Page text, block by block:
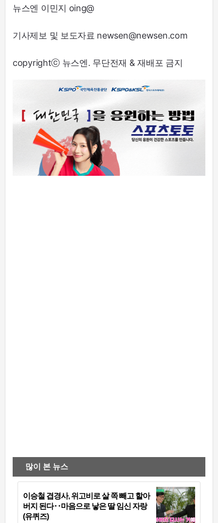
뉴스엔 이민지 oing@
기사제보 및 보도자료 newsen@newsen.com
copyrightⓒ 뉴스엔. 무단전재 & 재배포 금지
많이 본 뉴스
이승철 겹경사, 위고비로 살 쪽 빼고 할아
버지 된다‥마음으로 낳은 딸 임신 자랑
(유퀴즈)